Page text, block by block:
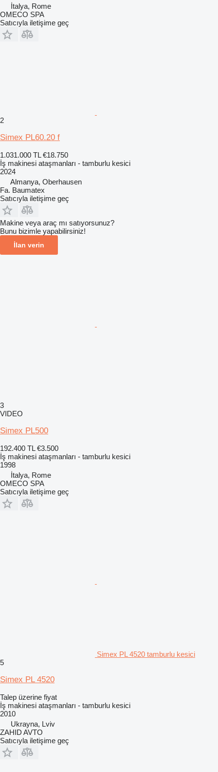
İtalya, Rome
OMECO SPA
Satıcıyla iletişime geç
2
Simex PL60.20 f
1.031.000 TL €18.750
İş makinesi ataşmanları - tamburlu kesici
2024
Almanya, Oberhausen
Fa. Baumatex
Satıcıyla iletişime geç
Makine veya araç mı satıyorsunuz?
Bunu bizimle yapabilirsiniz!
İlan verin
3
VIDEO
Simex PL500
192.400 TL €3.500
İş makinesi ataşmanları - tamburlu kesici
1998
İtalya, Rome
OMECO SPA
Satıcıyla iletişime geç
Simex PL 4520 tamburlu kesici
5
Simex PL 4520
Talep üzerine fiyat
İş makinesi ataşmanları - tamburlu kesici
2010
Ukrayna, Lviv
ZAHID AVTO
Satıcıyla iletişime geç